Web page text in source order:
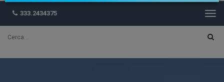
333.2434375